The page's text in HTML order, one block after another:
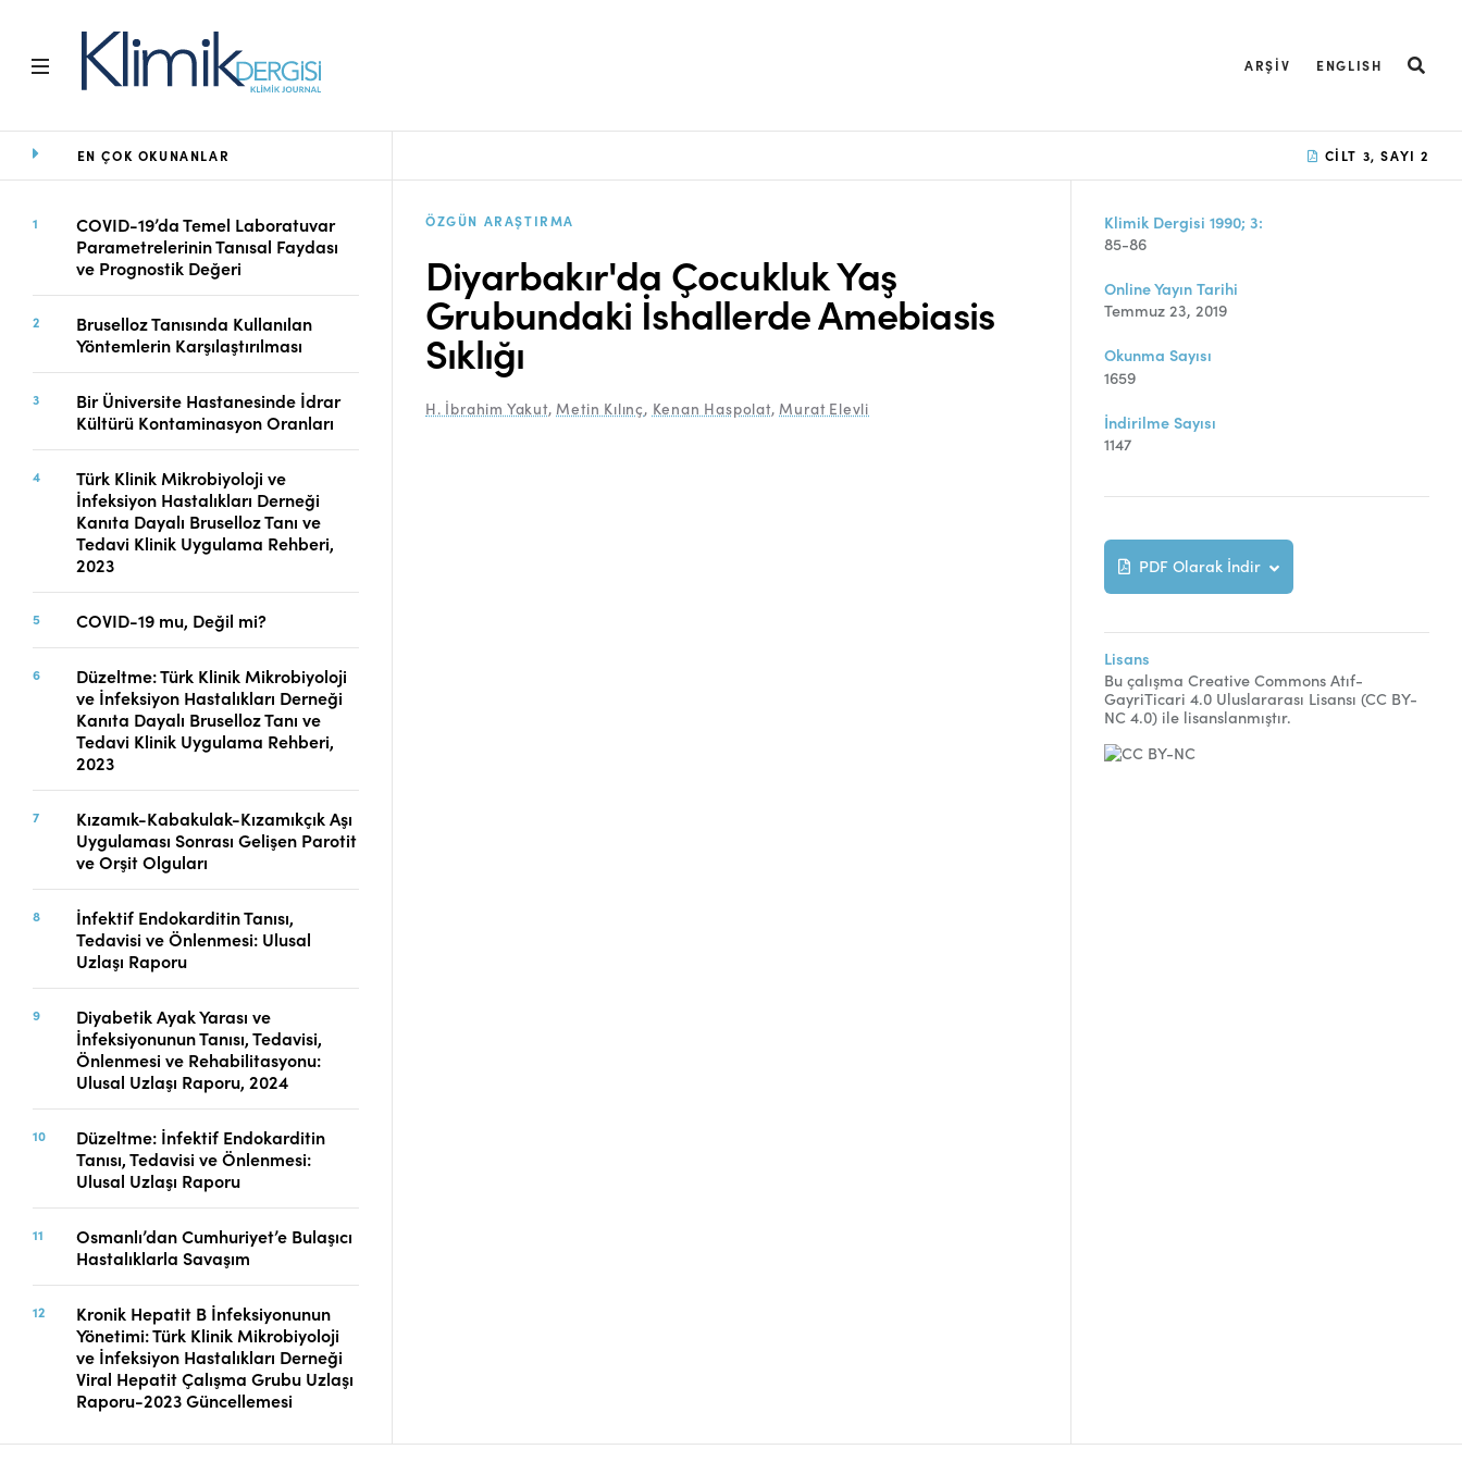
ARŞIV ENGLISH
Ana Sayfa
Amaç ve Kapsam
Açık Erişim İlkesi
Yayın Kurulu
Editoryal Süreç
Danışmanlık Süreci
Yazarlara Bilgi
Online Makale
Gönderimi
Dizinler
Telif Hakları
İletişim
FACEBOOK TWITTER
EN ÇOK OKUNANLAR
COVID-19’da Temel Laboratuvar
Parametrelerinin Tanısal Faydası
ve Prognostik Değeri
Bruselloz Tanısında Kullanılan
Yöntemlerin Karşılaştırılması
Bir Üniversite Hastanesinde İdrar
Kültürü Kontaminasyon Oranları
Türk Klinik Mikrobiyoloji ve
İnfeksiyon Hastalıkları Derneği
Kanıta Dayalı Bruselloz Tanı ve
Tedavi Klinik Uygulama Rehberi,
2023
COVID-19 mu, Değil mi?
Düzeltme: Türk Klinik Mikrobiyoloji
ve İnfeksiyon Hastalıkları Derneği
Kanıta Dayalı Bruselloz Tanı ve
Tedavi Klinik Uygulama Rehberi,
2023
Kızamık-Kabakulak-Kızamıkçık Aşı
Uygulaması Sonrası Gelişen Parotit
ve Orşit Olguları
İnfektif Endokarditin Tanısı,
Tedavisi ve Önlenmesi: Ulusal
Uzlaşı Raporu
Diyabetik Ayak Yarası ve
İnfeksiyonunun Tanısı, Tedavisi,
Önlenmesi ve Rehabilitasyonu:
Ulusal Uzlaşı Raporu, 2024
Düzeltme: İnfektif Endokarditin
Tanısı, Tedavisi ve Önlenmesi:
Ulusal Uzlaşı Raporu
Osmanlı’dan Cumhuriyet’e Bulaşıcı
Hastalıklarla Savaşım
Kronik Hepatit B İnfeksiyonunun
Yönetimi: Türk Klinik Mikrobiyoloji
ve İnfeksiyon Hastalıkları Derneği
Viral Hepatit Çalışma Grubu Uzlaşı
Raporu-2023 Güncellemesi
CILT 3, SAYI 2
ÖZGÜN ARAŞTIRMA
Diyarbakır'da Çocukluk Yaş
Grubundaki İshallerde Amebiasis
Sıklığı
H. İbrahim Yakut,Metin Kılınç, Kenan Haspolat,Murat Elevli
Klimik Dergisi 1990; 3:
85-86
Online Yayın Tarihi
Temmuz 23, 2019
Okunma Sayısı
1659
İndirilme Sayısı
1147
PDF Olarak İndir
Lisans
Bu çalışma Creative Commons Atıf-
GayriTicari 4.0 Uluslararası Lisansı (CC BY-
NC 4.0) ile lisanslanmıştır.